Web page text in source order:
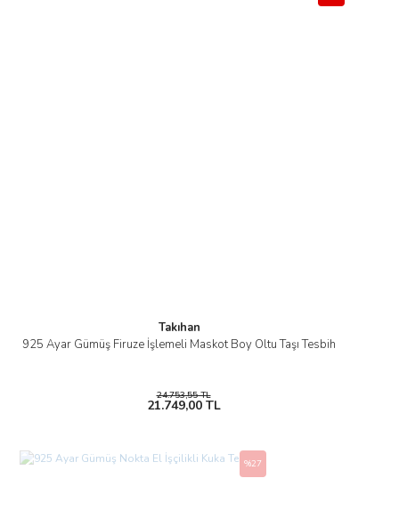
Takıhan
925 Ayar Gümüş Firuze İşlemeli Maskot Boy Oltu Taşı Tesbih
24.753,55 TL
21.749,00 TL
%27